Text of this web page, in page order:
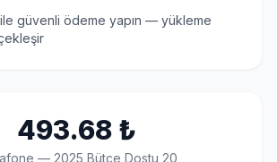
güvenli ödeme yapın — yükleme
493.68₺
— 2025 Bütçe Dostu 20